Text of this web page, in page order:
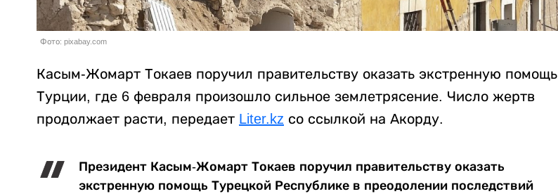
Фото: pixabay.com
Касым-Жомарт Токаев поручил правительству оказать экстренную помощь
Турции, где 6 февраля произошло сильное землетрясение. Число жертв
продолжает расти, передает Liter.kz со ссылкой на Акорду.
Президент Касым-Жомарт Токаев поручил правительству оказать
экстренную помощь Турецкой Республике в преодолении последствий